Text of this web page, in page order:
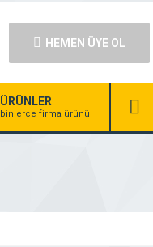
HEMEN ÜYE OL
ÜRÜNLER
binlerce firma ürünü